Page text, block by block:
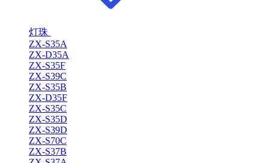
灯珠
ZX-S35A
ZX-D35A
ZX-S35F
ZX-S39C
ZX-S35B
ZX-D35F
ZX-S35C
ZX-S35D
ZX-S39D
ZX-S70C
ZX-S37B